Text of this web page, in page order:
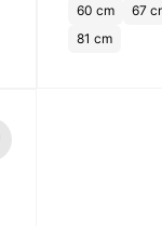
60 cm 67
81 cm